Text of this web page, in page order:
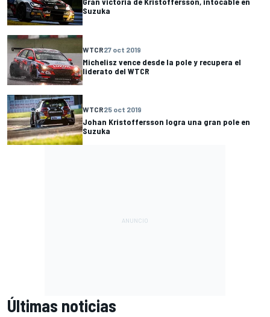
Suzuka
WTCR27 oct 2019
Michelisz vence desde la pole y recupera el
liderato del WTCR
WTCR25 oct 2019
Johan Kristoffersson logra una gran pole en
Suzuka
Últimas noticias